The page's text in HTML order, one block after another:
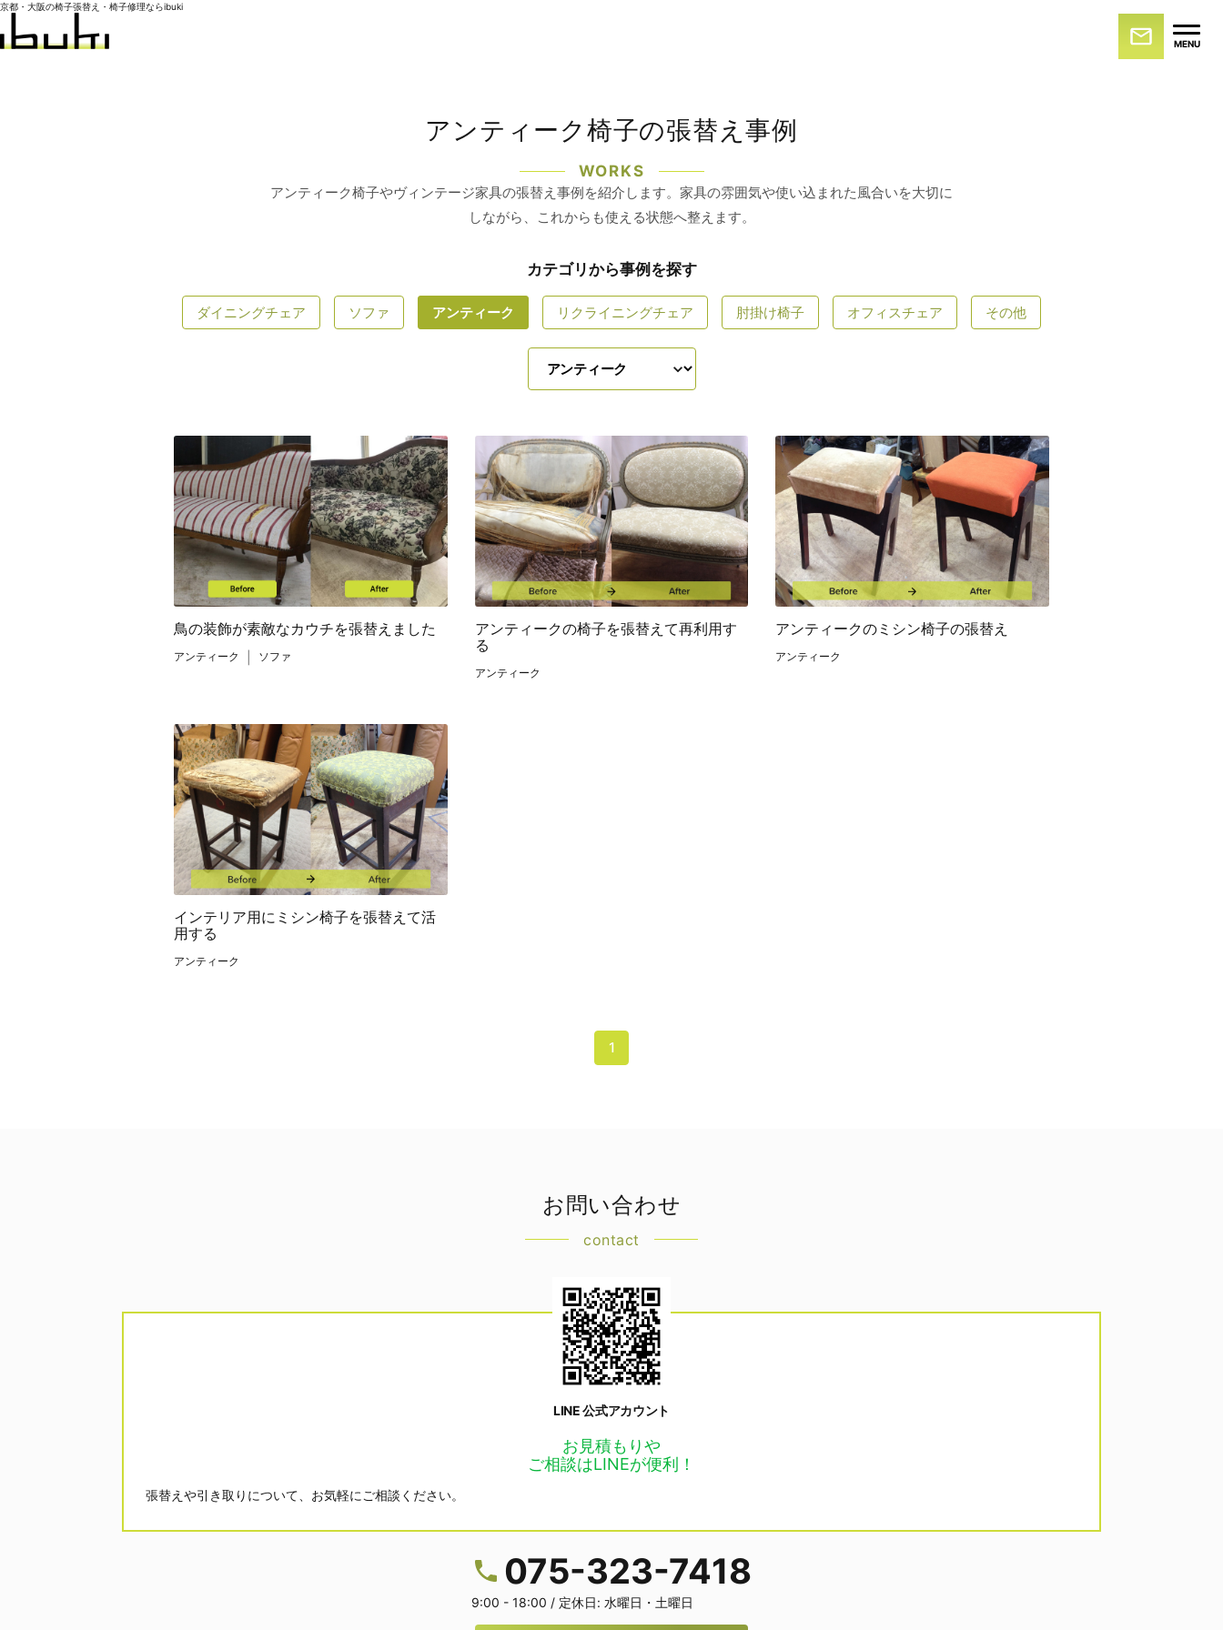
京都・大阪の椅子張替え・椅子修理ならibuki
MENU
アンティーク椅子の張替え事例
WORKS
アンティーク椅子やヴィンテージ家具の張替え事例を紹介します。家具の雰囲気や使い込まれた風合いを大切に
しながら、これからも使える状態へ整えます。
カテゴリから事例を探す
ダイニングチェア ソファ アンティーク リクライニングチェア 肘掛け椅子 オフィスチェア その他
鳥の装飾が素敵なカウチを張替えました
アンティーク ソファ
アンティークの椅子を張替えて再利用す
る
アンティーク
アンティークのミシン椅子の張替え
アンティーク
インテリア用にミシン椅子を張替えて活
用する
アンティーク
1
お問い合わせ
contact
LINE 公式アカウント
お見積もりや
ご相談はLINEが便利！
張替えや引き取りについて、お気軽にご相談ください。
075-323-7418
9:00 - 18:00 / 定休日: 水曜日・土曜日